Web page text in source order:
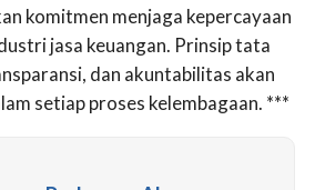
komitmen menjaga kepercayaan
jasa keuangan. Prinsip tata
dan akuntabilitas akan
setiap proses kelembagaan. ***